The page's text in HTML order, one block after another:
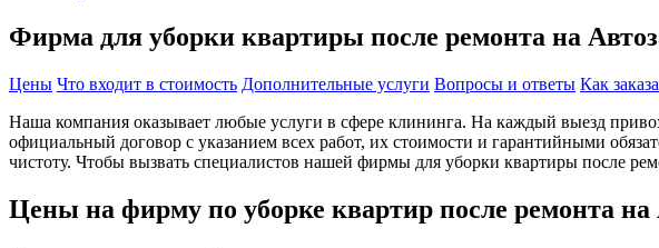
Фирма для уборки квартиры после ремонта на
Цены Что входит в стоимость Дополнительные услуги Вопросы и ответы Как
Наша компания оказывает любые услуги в сфере клининга. На каждый выезд
официальный договор с указанием всех работ, их стоимости и гарантийными
чистоту. Чтобы вызвать специалистов нашей фирмы для уборки квартиры после
Цены на фирму по уборке квартир после ремонта на